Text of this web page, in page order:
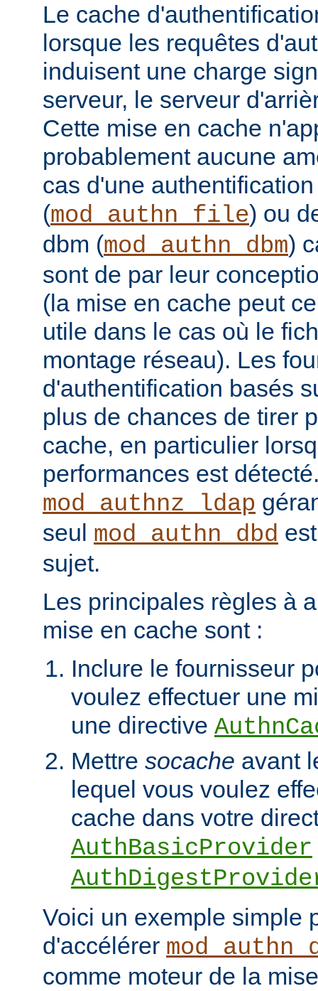
Le cache
lorsque les requêtes
induisent une charge
serveur, le serveur
Cette mise en cache
probablement aucune
cas d'une
(mod_authn_file) ou
dbm (mod_authn_dbm)
sont de par leur
(la mise en cache peut
utile dans le cas où le
montage réseau). Les
d'authentification basés
plus de chances de tirer
cache, en particulier
performances est
mod_authnz_ldap
seul mod_authn_dbd
sujet.
Les principales règles à
mise en cache sont :
Inclure le fournisseur
voulez effectuer une
une directive
Mettre socache avant
lequel vous voulez
cache dans votre
AuthBasicProvider
Voici un exemple simple
d'accélérer
comme moteur de la